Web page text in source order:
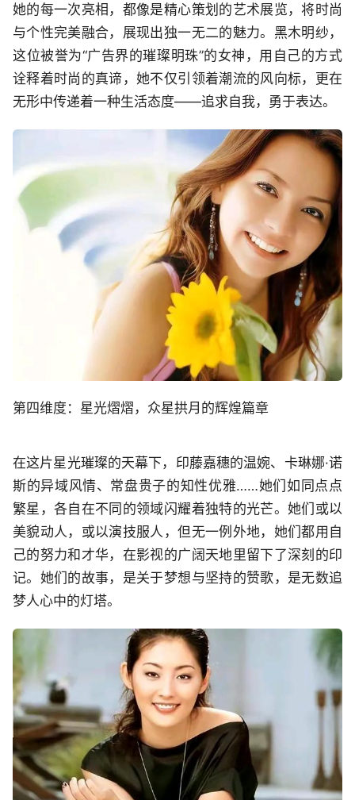
她的每一次亮相，都像是精心策划的艺术展览，将时尚
与个性完美融合，展现出独一无二的魅力。黑木明纱，
这位被誉为“广告界的璀璨明珠”的女神，用自己的方式
诠释着时尚的真谛，她不仅引领着潮流的风向标，更在
无形中传递着一种生活态度——追求自我，勇于表达。
第四维度：星光熠熠，众星拱月的辉煌篇章
在这片星光璀璨的天幕下，印藤嘉穗的温婉、卡琳娜·诺
斯的异域风情、常盘贵子的知性优雅……她们如同点点
繁星，各自在不同的领域闪耀着独特的光芒。她们或以
美貌动人，或以演技服人，但无一例外地，她们都用自
己的努力和才华，在影视的广阔天地里留下了深刻的印
记。她们的故事，是关于梦想与坚持的赞歌，是无数追
梦人心中的灯塔。